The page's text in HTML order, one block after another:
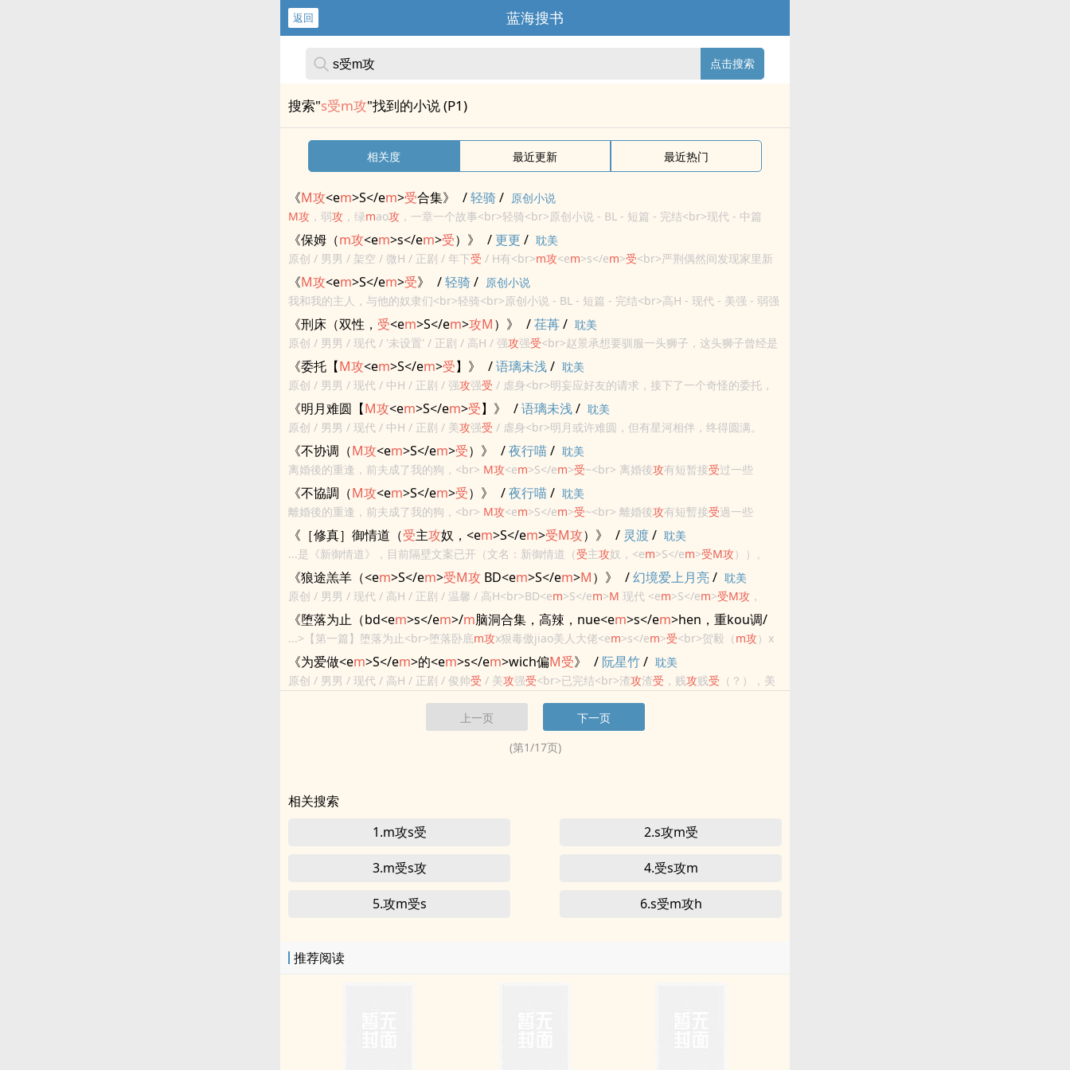
返回 蓝海搜书
点击搜索
搜索"s受m攻"找到的小说 (P1)
相关度 最近更新 最近热门
《M攻<em>S</em>受合集》 /轻骑/ 原创小说
M攻 ，弱攻 ，绿mao攻 ，一章一个故事<br>轻骑<br>原创小说 - BL - 短篇 - 完结<br>现代 - 中篇
<br>
《保姆（m攻<em>s</em>受）》 /更更 / 耽美
原创 / 男男 / 架空 / 微H / 正剧 / 年下受 / H有<br>m攻<em>s</em>受<br>严荆偶然间发现家里新
来的保姆是个<em>S</em>，一番纠结之后，和保姆提出了关于“调教”的服务。没想到最后保姆变成
了...
《M攻<em>S</em>受》 /轻骑/ 原创小说
我和我的主人，与他的奴隶们<br>轻骑<br>原创小说 - BL - 短篇 - 完结<br>高H - 现代 - 美强 - 弱强
<br>
《刑床（双性， 受<em>S</em>攻M）》 /荏苒/ 耽美
原创 / 男男 / 现代 / '未设置' / 正剧 / 高H / 强攻强受<br>赵景承想要驯服一头狮子，这头狮子曾经是
他的家猫。<br>雷文预警！<br>双性，高H，受<em >S</em
《委托【M攻<em>S</em>受】》 /语璃未浅/ 耽美
原创 / 男男 / 现代 / 中H / 正剧 / 强攻强受 / 虐身<br>明妄应好友的请求，接下了一个奇怪的委托，
这个委托居然是让他调教一个人。<br>应怀谨x明妄<br>不知道怎么总结他俩...
《明月难圆【M攻<em>S</em>受】》 /语璃未浅/ 耽美
原创 / 男男 / 现代 / 中H / 正剧 / 美攻强受 / 虐身<br>明月或许难圆，但有星河相伴，终得圆满。
<br>以上是文艺版的文案。<br>这是一篇内含车祸失忆，强制爱，破镜重圆等各...
《不协调（M攻<em>S</em>受）》 /夜行喵/ 耽美
离婚後的重逢，前夫成了我的狗，<br> M攻<em>S</em>受 ~<br> 离婚後攻有短暂接受过一些
<em>s</e m>ub教育，<br>受
《不協調（M攻<em>S</em>受）》 /夜行喵/ 耽美
離婚後的重逢，前夫成了我的狗，<br> M攻<em>S</em>受 ~<br> 離婚後攻有短暫接受過一些
<e m>s</em >ub教育，<br>受 有收幾隻寵物，但沒收固定nu，<br> 雙方都沒再跟其他人上...
《［修真］御情道（受主攻奴，<em>S</em>受M攻）》 / 灵渡/ 耽美
...是《新御情道》，目前隔壁文案已开（文名：新御情道（受主攻奴，<em>S</em>受M攻））。
<br>预计再过不久就能开始更新了，如果有喜欢这篇文的亲，可以去收藏一波哦（づ￣ 3￣）づ爱你
们，你们的支持是我...
《狼途羔羊（<em>S</em>受M攻 BD<em>S</em>M）》 /幻境爱上月亮/ 耽美
原创 / 男男 / 现代 / 高H / 正剧 / 温馨 / 高H<br>BD<em>S</em>M 现代 <em>S</em>受M攻 ，
<em>S</e m 受M攻，0主1奴 0主1奴。第三人称双视角，本文现实向，高H。1V1 甜宠。<br>（感
谢N...
《堕落为止（bd<em>s</em>/m脑洞合集，高辣，nue<em>s</em>hen，重kou调/
教）》 /鬼畜渊/ 耽美
...>【第一篇】堕落为止<br>堕落卧底m攻x狠毒傲jiao美人大佬<em>s</em>受<br>贺毅（ m攻）x
程啸（<em>s</em>受）<br>伪M攻（非自愿），真<em>S</e m>受<br>极度黑暗，
nue<e m >s</em>hennue心，但是也有甜...
《为爱做<em>S</em>的<em>s</em>wich偏M受》 / 阮星竹/ 耽美
原创 / 男男 / 现代 / 高H / 正剧 / 俊帅受 / 美攻强受<br>已完结<br>渣攻渣受 ，贱攻贱受 （？），美
，看脸是甜弟X酷哥，体型差，攻身高203/
178，白皮X小麦皮，...
上一页
下一页
(第1/17页)
相关搜索
1.m攻s受
2.s攻m受
3.m受s攻 4.受s攻m
5.攻m受s 6.s受m攻h
推荐阅读